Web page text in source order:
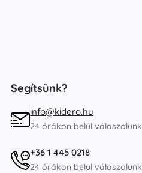
Segítsünk?
info@kidero.hu
24 órákon belül válaszolunk
+36 1 445 0218
24 órákon belül válaszolunk